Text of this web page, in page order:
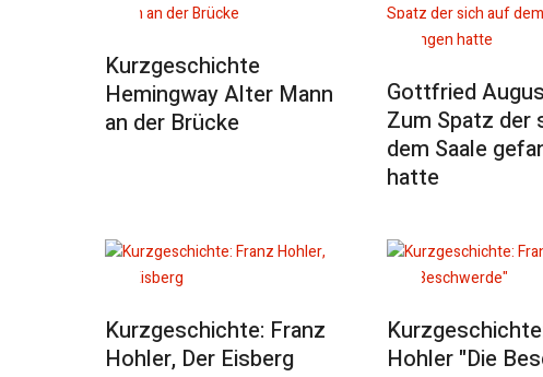
Kurzgeschichte
Hemingway Alter Mann
an der Brücke
Gottfried
Zum Spatz der
dem Saale
hatte
Kurzgeschichte: Franz
Hohler, Der Eisberg
Hohler "Die